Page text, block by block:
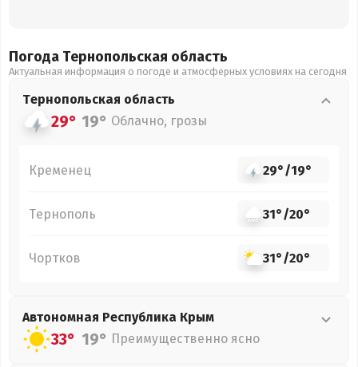
Погода Тернопольская область
Актуальная информация о погоде и атмосферных условиях на сегодня
Тернопольская область
29° 19° Облачно, грозы
Кременец 29°/19°
Тернополь 31°/20°
Чортков 31°/20°
Автономная Республика Крым
33° 19° Преимущественно ясно